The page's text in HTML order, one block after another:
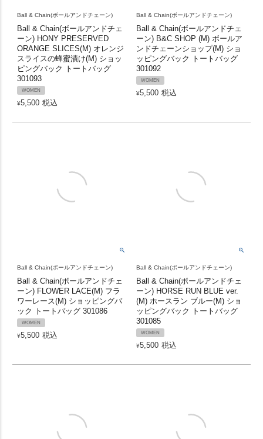
Ball & Chain(ボールアンドチェーン)
Ball & Chain(ボールアンドチェ
ーン) HONY PRESERVED
ORANGE SLICES(M) オレンジ
スライスの蜂蜜漬け(M) ショッ
ピングバック トートバッグ
301093
WOMEN
¥5,500 税込
Ball & Chain(ボールアンドチェーン)
Ball & Chain(ボールアンドチェ
ーン) B&C SHOP (M) ボールア
ンドチェーンショップ(M) ショ
ッピングバック トートバッグ
301092
WOMEN
¥5,500 税込
Ball & Chain(ボールアンドチェーン)
Ball & Chain(ボールアンドチェ
ーン) FLOWER LACE(M) フラ
ワーレース(M) ショッピングバ
ック トートバッグ 301086
WOMEN
¥5,500 税込
Ball & Chain(ボールアンドチェーン)
Ball & Chain(ボールアンドチェ
ーン) HORSE RUN BLUE ver.
(M) ホースラン ブルー(M) ショ
ッピングバック トートバッグ
301085
WOMEN
¥5,500 税込